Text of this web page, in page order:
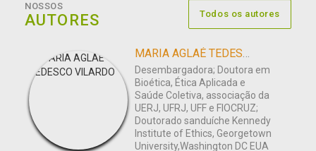
NOSSOS
AUTORES Todos os autores
MARIA AGLAÉ TEDESCO VILARDO
Desembargadora; Doutora em
Bioética, Ética Aplicada e
Saúde Coletiva, associação da
UERJ, UFRJ, UFF e FIOCRUZ;
Doutorado sanduíche Kennedy
Institute of Ethics, Georgetown
University,Washington DC EUA